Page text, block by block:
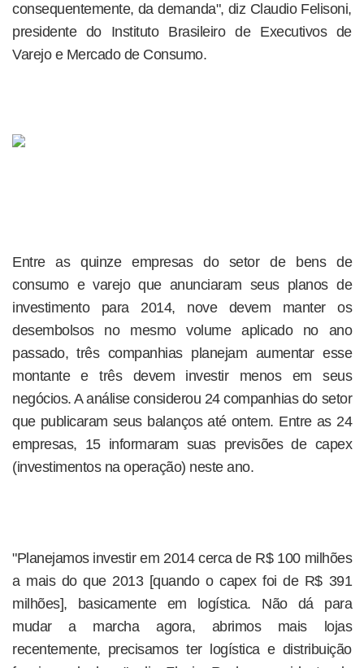
consequentemente, da demanda", diz Claudio Felisoni,
presidente do Instituto Brasileiro de Executivos de
Varejo e Mercado de Consumo.
Entre as quinze empresas do setor de bens de
consumo e varejo que anunciaram seus planos de
investimento para 2014, nove devem manter os
desembolsos no mesmo volume aplicado no ano
passado, três companhias planejam aumentar esse
montante e três devem investir menos em seus
negócios. A análise considerou 24 companhias do setor
que publicaram seus balanços até ontem. Entre as 24
empresas, 15 informaram suas previsões de capex
(investimentos na operação) neste ano.
"Planejamos investir em 2014 cerca de R$ 100 milhões
a mais do que 2013 [quando o capex foi de R$ 391
milhões], basicamente em logística. Não dá para
mudar a marcha agora, abrimos mais lojas
recentemente, precisamos ter logística e distribuição